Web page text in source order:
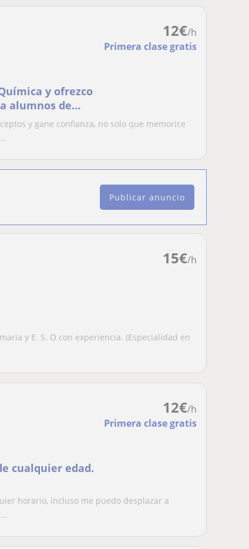
12€/h
Primera clase gratis
y ofrezco
alumnos de
y gane confianza, no solo que memorice
Publicar anuncio
15€/h
y E. S. O con experiencia. (Especialidad en
12€/h
Primera clase gratis
cualquier edad.
horario, incluso me puedo desplazar a